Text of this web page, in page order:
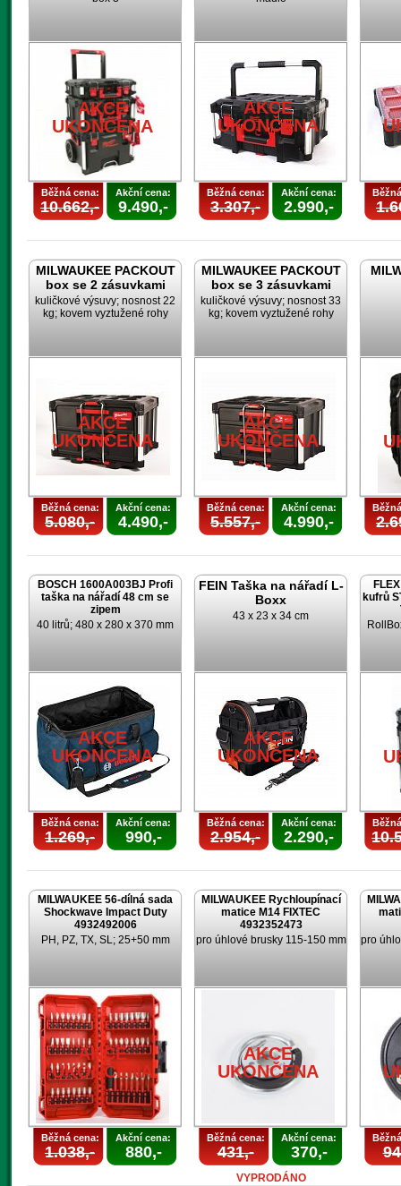
AKCE
UKONČENA
Běžná cena:
10.662,-
Akční cena:
9.490,-
AKCE
UKONČENA
Běžná cena:
3.307,-
Akční cena:
2.990,-
MILWAUKEE PACKOUT
box se 2 zásuvkami
kuličkové výsuvy; nosnost 22
kg; kovem vyztužené rohy
AKCE
UKONČENA
Běžná cena:
5.080,-
Akční cena:
4.490,-
MILWAUKEE PACKOUT
box se 3 zásuvkami
kuličkové výsuvy; nosnost 33
kg; kovem vyztužené rohy
AKCE
UKONČENA
Běžná cena:
5.557,-
Akční cena:
4.990,-
BOSCH 1600A003BJ Profi
taška na nářadí 48 cm se
zipem
40 litrů; 480 x 280 x 370 mm
AKCE
UKONČENA
Běžná cena:
1.269,-
Akční cena:
990,-
FEIN Taška na nářadí L-
Boxx
43 x 23 x 34 cm
AKCE
UKONČENA
Běžná cena:
2.954,-
Akční cena:
2.290,-
kufrů
MILWAUKEE 56-dílná sada
Shockwave Impact Duty
4932492006
PH, PZ, TX, SL; 25+50 mm
AKCE
UKONČENA
Běžná cena:
1.038,-
Akční cena:
880,-
MILWAUKEE Rychloupínací
matice M14 FIXTEC
4932352473
pro úhlové brusky 115-150 mm
AKCE
UKONČENA
Běžná cena:
431,-
Akční cena:
370,-
VYPRODÁNO
pro